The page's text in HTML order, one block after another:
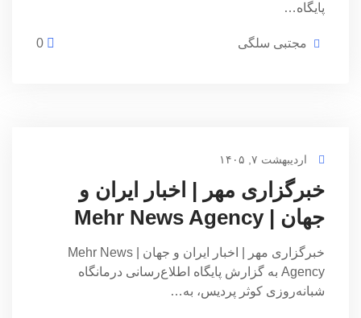
پایگاه…
مجتبی سلگی
اردیبهشت ۷, ۱۴۰۵
خبرگزاری مهر | اخبار ایران و
جهان | Mehr News Agency
خبرگزاری مهر | اخبار ایران و جهان | Mehr News
Agency به گزارش پایگاه اطلاع‌رسانی درمانگاه
شبانه‌روزی کوثر پردیس، به…